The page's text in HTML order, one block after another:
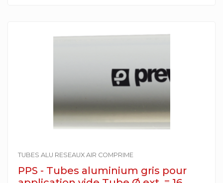
TUBES ALU RESEAUX AIR COMPRIME
PPS - Tubes aluminium gris pour